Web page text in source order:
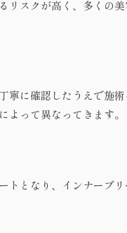
スクが高く、多くの
に確認したうえで施術
って異なってきます。
となり、インナーブ